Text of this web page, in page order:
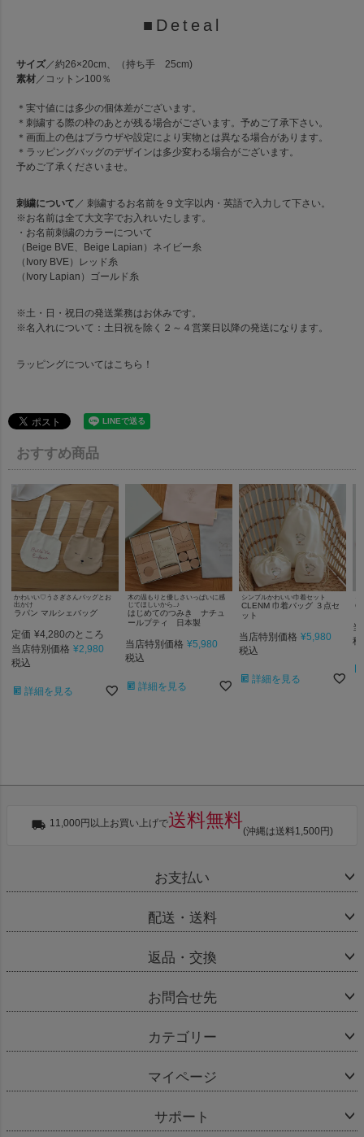
■Deteal
サイズ／約26×20cm、（持ち手 25cm)
素材／コットン100％
＊実寸値には多少の個体差がございます。
＊刺繍する際の枠のあとが残る場合がございます。予めご了承下さい。
＊画面上の色はブラウザや設定により実物とは異なる場合があります。
＊ラッピングバッグのデザインは多少変わる場合がございます。
予めご了承くださいませ。
刺繍について ／ 刺繍するお名前を９文字以内・英語で入力して下さい。
※お名前は全て大文字でお入れいたします。
・お名前刺繍のカラーについて
（Beige BVE、Beige Lapian）ネイビー糸
（Ivory BVE）レッド糸
（Ivory Lapian）ゴールド糸
※土・日・祝日の発送業務はお休みです。
※名入れについて：土日祝を除く２～４営業日以降の発送になります。
ラッピングについてはこちら！
おすすめ商品
かわいい♡うさぎさんバッグとお
出かけ
ラパン マルシェバッグ
定価 ¥4,280のところ
当店特別価格 ¥2,980
税込
詳細を見る
木の温もりと優しさいっぱいに感
じてほしいから..♪
はじめてのつみき ナチュ
ールプティ 日本製
当店特別価格 ¥5,980
税込
詳細を見る
シンプルかわいい巾着セット
CLENM 巾着バッグ ３点セ
ット
当店特別価格 ¥5,980
税込
詳細を見る
税
11,000円以上お買い上げで送料無料
(沖縄は送料1,500円)
お支払い
配送・送料
返品・交換
お問合せ先
カテゴリー
マイページ
サポート